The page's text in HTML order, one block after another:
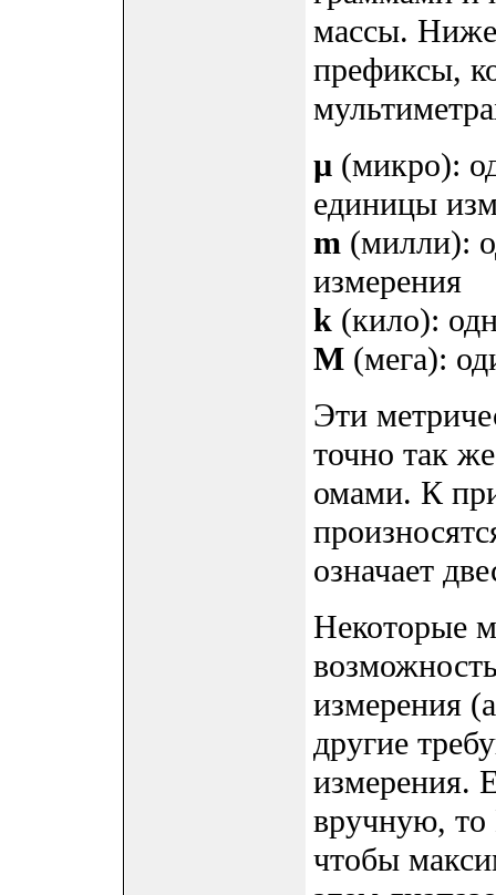
массы.
префиксы,
µ (микро):
единицы
m (милли):
измерения
k (кило):
M (мега):
Эти
точно так
омами. К
означает
Некоторые
измерения
другие
измерения.
вручную,
чтобы